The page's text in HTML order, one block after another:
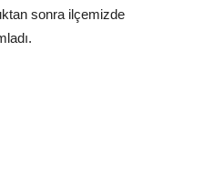
sonra ilçemizde